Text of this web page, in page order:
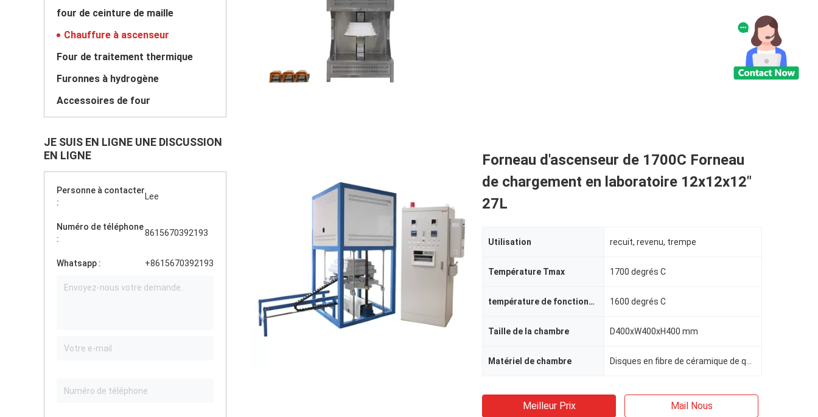
four de ceinture de maille
Chauffure à ascenseur
Four de traitement thermique
Furonnes à hydrogène
Accessoires de four
JE SUIS EN LIGNE UNE DISCUSSION
EN LIGNE
Personne à contacter
:
Lee
Numéro de téléphone
:
8615670392193
Whatsapp : +8615670392193
Forneau d'ascenseur de 1700C Forneau
de chargement en laboratoire 12x12x12"
27L
Utilisation recuit, revenu, trempe
Température Tmax 1700 degrés C
température de fonctionnement 1600 degrés C
Taille de la chambre D400xW400xH400 mm
Matériel de chambre
Meilleur Prix Mail Nous